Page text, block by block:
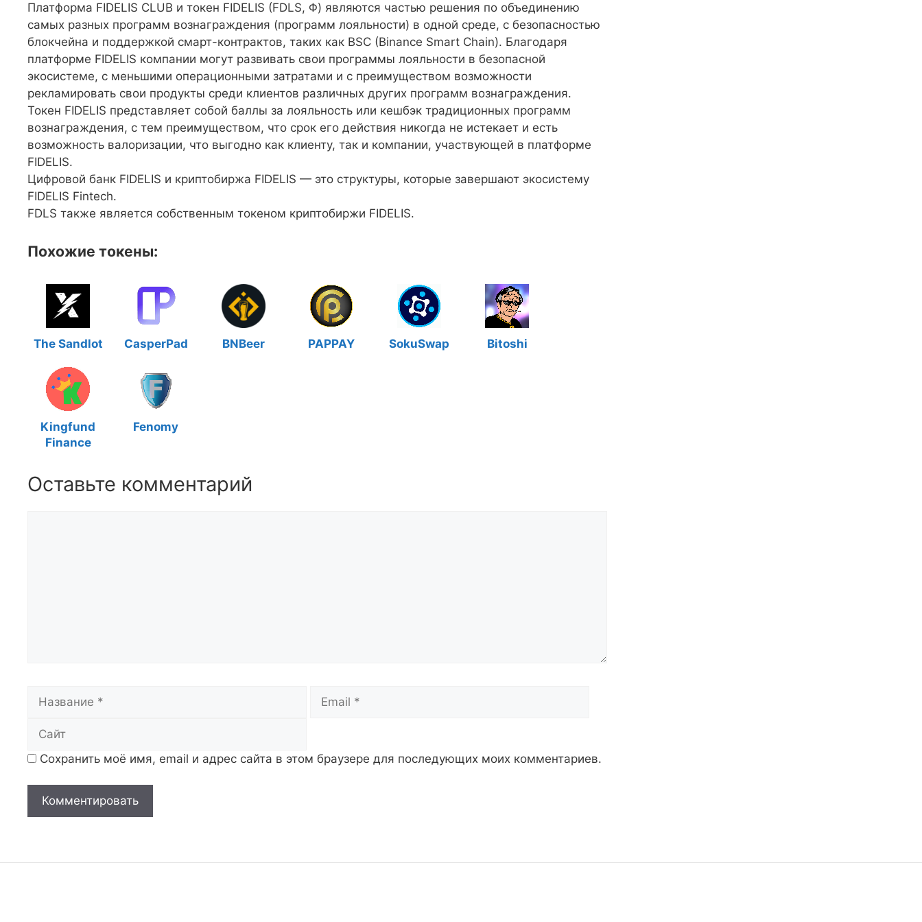
Платформа FIDELIS CLUB и токен FIDELIS (FDLS, Φ) являются частью решения по объединению
самых разных программ вознаграждения (программ лояльности) в одной среде, с безопасностью
блокчейна и поддержкой смарт-контрактов, таких как BSC (Binance Smart Chain). Благодаря
платформе FIDELIS компании могут развивать свои программы лояльности в безопасной
экосистеме, с меньшими операционными затратами и с преимуществом возможности
рекламировать свои продукты среди клиентов различных других программ вознаграждения.
Токен FIDELIS представляет собой баллы за лояльность или кешбэк традиционных программ
вознаграждения, с тем преимуществом, что срок его действия никогда не истекает и есть
возможность валоризации, что выгодно как клиенту, так и компании, участвующей в платформе
FIDELIS.
Цифровой банк FIDELIS и криптобиржа FIDELIS — это структуры, которые завершают экосистему
FIDELIS Fintech.
FDLS также является собственным токеном криптобиржи FIDELIS.
Похожие токены:
The Sandlot CasperPad BNBeer PAPPAY SokuSwap Bitoshi
Kingfund
Finance
Fenomy
Оставьте комментарий
Сохранить моё имя, email и адрес сайта в этом браузере для последующих моих комментариев.